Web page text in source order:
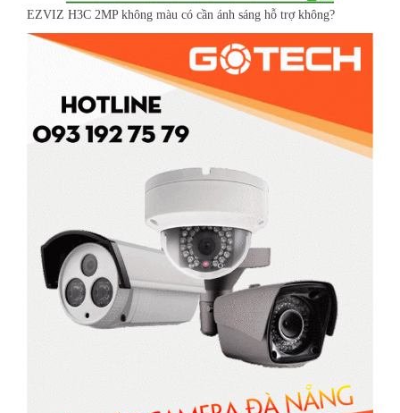
EZVIZ H3C 2MP không màu có cần ánh sáng hỗ trợ không?